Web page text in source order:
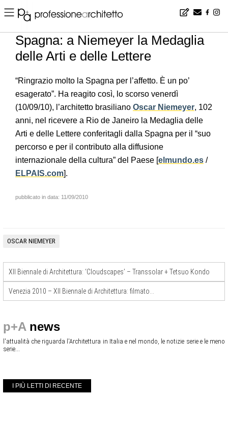
Home ▪ news ▪ it ▪ Spagna: a Niemeyer la Medaglia delle Arti e delle Lettere
Spagna: a Niemeyer la Medaglia
delle Arti e delle Lettere
“Ringrazio molto la Spagna per l’affetto. È un po’
esagerato”. Ha reagito così, lo scorso venerdì
(10/09/10), l’architetto brasiliano Oscar Niemeyer, 102
anni, nel ricevere a Rio de Janeiro la Medaglia delle
Arti e delle Lettere conferitagli dalla Spagna per il “suo
percorso e per il contributo alla diffusione
internazionale della cultura” del Paese [elmundo.es /
ELPAIS.com].
pubblicato in data: 11/09/2010
OSCAR NIEMEYER
XII Biennale di Architettura: ‘Cloudscapes’ – Transsolar + Tetsuo Kondo
Venezia 2010 – XII Biennale di Architettura: filmato…
p+A news
l'attualità che riguarda l'Architettura in Italia e nel mondo, le notizie serie e le meno
serie...
I PIÙ LETTI DI RECENTE